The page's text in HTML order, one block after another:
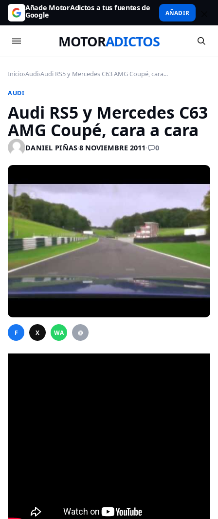
Añade MotorAdictos a tus fuentes de
Google AÑADIR
MOTORADICTOS
Inicio›Audi›Audi RS5 y Mercedes C63 AMG Coupé, cara...
AUDI
Audi RS5 y Mercedes C63
AMG Coupé, cara a cara
DANIEL PIÑAS·8 NOVIEMBRE 2011· 0
F X WA @